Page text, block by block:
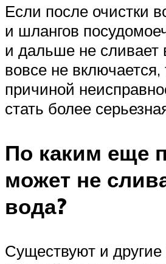
Если после очистки
и шлангов
и дальше не сливает
вовсе не включается,
причиной
стать более
По каким еще
может не
вода?
Существуют и